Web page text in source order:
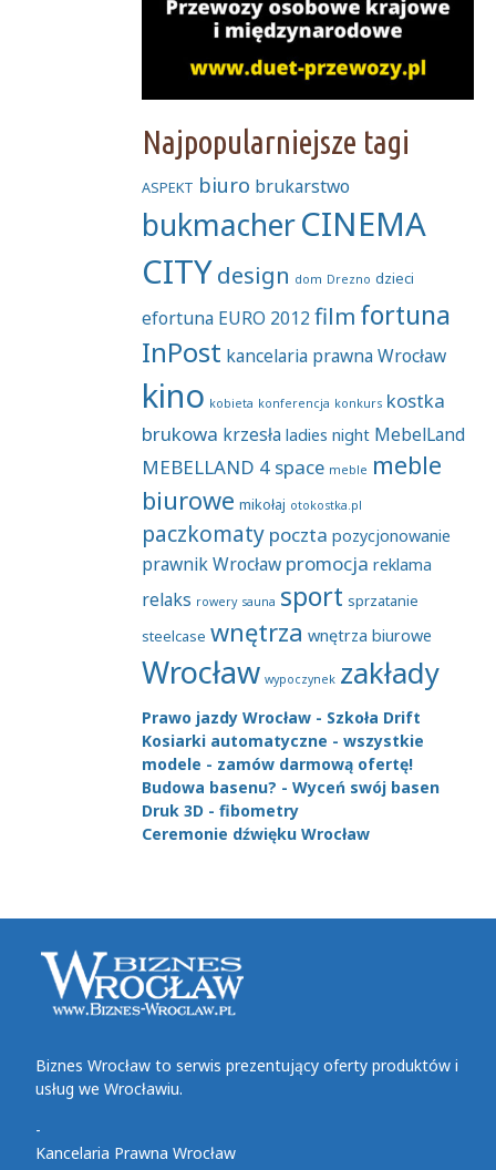
Najpopularniejsze tagi
ASPEKT biuro brukarstwo
bukmacherCINEMA
CITYdesign dom Drezno dzieci
efortuna EURO 2012film fortuna
InPost kancelaria prawna Wrocław
kino kobieta konferencja konkurs kostka
brukowa krzesła ladies night MebelLand
MEBELLAND 4 space meble meble
biurowe mikołaj otokostka.pl
paczkomaty poczta pozycjonowanie
prawnik Wrocław promocja reklama
relaks rowery sauna sport sprzatanie
steelcase wnętrza wnętrza biurowe
Wrocław wypoczynek zakłady
Prawo jazdy Wrocław - Szkoła Drift
Kosiarki automatyczne - wszystkie
modele - zamów darmową ofertę!
Budowa basenu? - Wyceń swój basen
Druk 3D - fibometry
Ceremonie dźwięku Wrocław
Biznes Wrocław to serwis prezentujący oferty produktów i
usług we Wrocławiu.
-
Kancelaria Prawna Wrocław